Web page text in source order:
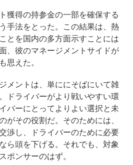
獲得の持参金の一部を確保する
手法をとった。この結果は、熱
とを国内の多方面示すことには
、彼のマネージメントサイドが
思えた。
メントは、単ににそばにいて雑
ドライバーがより戦いやすい環
バーにとってよりよい選択と未
がその役割だ。そのためには、
渉し、ドライバーのために必要
ら頭を下げる。それでも、対象
ポンサーのはず。